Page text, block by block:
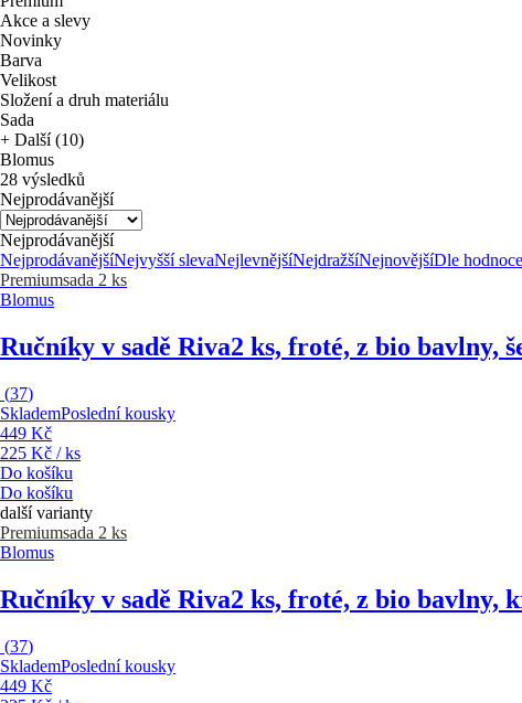
Akce a slevy
Novinky
Barva
Velikost
Složení a druh materiálu
Sada
+ Další (10)
Blomus
28 výsledků
Nejprodávanější
Nejprodávanější
NejprodávanějšíNejvyšší slevaNejlevnějšíNejdražšíNejnovějšíDle
Premiumsada 2 ks
Blomus
Ručníky v sadě Riva2 ks, froté, z bio bavlny,
(37)
SklademPoslední kousky
449 Kč
225 Kč / ks
Do košíku
Do košíku
další varianty
Premiumsada 2 ks
Blomus
Ručníky v sadě Riva2 ks, froté, z bio bavlny,
(37)
SklademPoslední kousky
449 Kč